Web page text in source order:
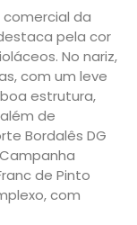
da
pela cor
No nariz,
com um leve
estrutura,
de
Bordalês DG
de Pinto
com